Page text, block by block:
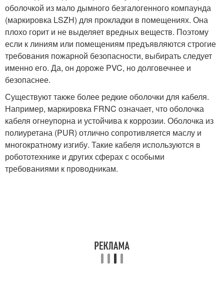
оболочкой из мало дымного безгалогенного компаунда
(маркировка LSZH) для прокладки в помещениях. Она
плохо горит и не выделяет вредных веществ. Поэтому
если к линиям или помещениям предъявляются строгие
требования пожарной безопасности, выбирать следует
именно его. Да, он дороже PVC, но долговечнее и
безопаснее.
Существуют также более редкие оболочки для кабеля.
Например, маркировка FRNC означает, что оболочка
кабеля огнеупорна и устойчива к коррозии. Оболочка из
полиуретана (PUR) отлично сопротивляется маслу и
многократному изгибу. Такие кабеля используются в
робототехнике и других сферах с особыми
требованиями к проводникам.